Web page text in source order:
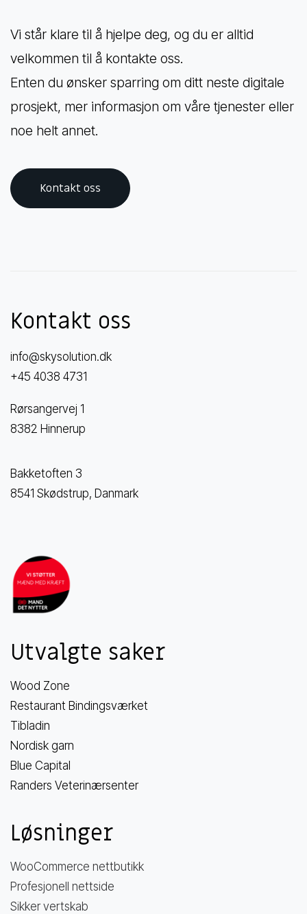
Vi står klare til å hjelpe deg, og du er alltid
velkommen til å kontakte oss.
Enten du ønsker sparring om ditt neste digitale
prosjekt, mer informasjon om våre tjenester eller
noe helt annet.
Kontakt oss
Kontakt oss
info@skysolution.dk
+45 4038 4731
Rørsangervej 1
8382 Hinnerup
Bakketoften 3
8541 Skødstrup, Danmark
Utvalgte saker
Wood Zone
Restaurant Bindingsværket
Tibladin
Nordisk garn
Blue Capital
Randers Veterinærsenter
Løsninger
WooCommerce nettbutikk
Profesjonell nettside
Sikker vertskab